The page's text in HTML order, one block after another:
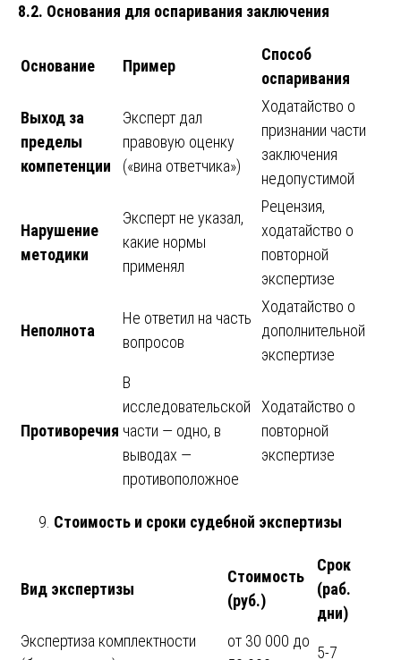
8.2. Основания для оспаривания заключения
Основание Пример
Способ
оспаривания
Выход за
пределы
компетенции
Эксперт дал
правовую оценку
(«вина ответчика»)
Ходатайство о
признании части
заключения
недопустимой
Нарушение
методики
Эксперт не указал,
какие нормы
применял
Рецензия,
ходатайство о
повторной
экспертизе
Неполнота
Не ответил на часть
вопросов
Ходатайство о
дополнительной
экспертизе
Противоречия
В
исследовательской
части — одно, в
выводах —
противоположное
Ходатайство о
повторной
экспертизе
Стоимость и сроки судебной экспертизы
Вид экспертизы
Стоимость
(руб.)
Срок
(раб.
дни)
Экспертиза комплектности
от 30 000 до
5-7